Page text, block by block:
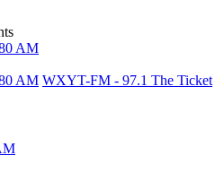
AM
AM WXYT-FM - 97.1 The Ticket